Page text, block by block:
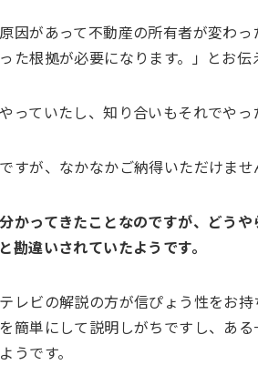
因があって不動産の所有者が変わ
た根拠が必要になります。」とお伝
っていたし、知り合いもそれでやっ
すが、なかなかご納得いただけませ
かってきたことなのですが、どう
違いされていたようです。
レビの解説の方が信ぴょう性をお
簡単にして説明しがちですし、あ
うです。